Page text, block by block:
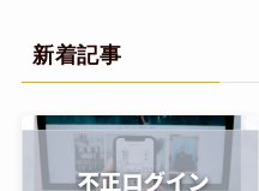
新着記事